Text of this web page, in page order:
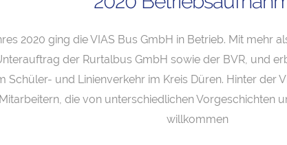
2020 ging die VIAS Bus GmbH in Betrieb. Mit mehr
der Rurtalbus GmbH sowie der BVR, und
Schüler- und Linienverkehr im Kreis Düren. Hinter der
die von unterschiedlichen Vorgeschichten
willkommen